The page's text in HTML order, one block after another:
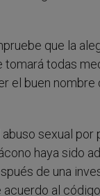
que la
tomará todas
el buen
abuso sexual por
haya sido
de una
al